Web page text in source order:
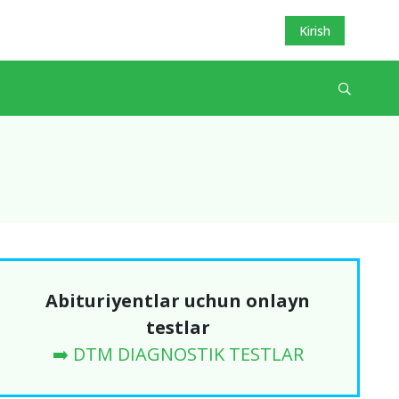
Kirish
Abituriyentlar uchun onlayn
testlar
➡️ DTM DIAGNOSTIK TESTLAR